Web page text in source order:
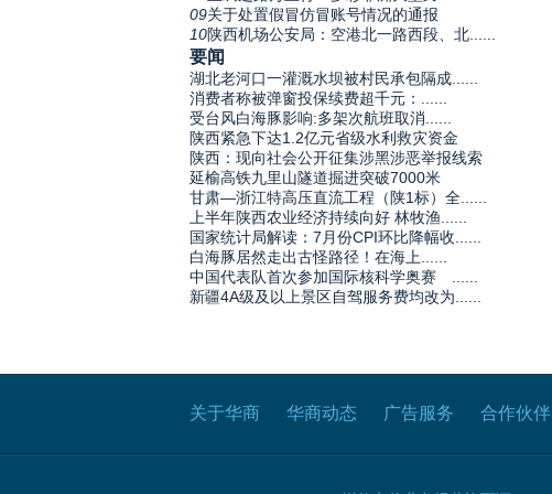
09关于处置假冒仿冒账号情况的通报
10陕西机场公安局：空港北一路西段、北......
要闻
湖北老河口一灌溉水坝被村民承包隔成......
消费者称被弹窗投保续费超千元：......
受台风白海豚影响:多架次航班取消......
陕西紧急下达1.2亿元省级水利救灾资金
陕西：现向社会公开征集涉黑涉恶举报线索
延榆高铁九里山隧道掘进突破7000米
甘肃—浙江特高压直流工程（陕1标）全......
上半年陕西农业经济持续向好 林牧渔......
国家统计局解读：7月份CPI环比降幅收......
白海豚居然走出古怪路径！在海上......
中国代表队首次参加国际核科学奥赛 ......
新疆4A级及以上景区自驾服务费均改为......
关于华商 华商动态 广告服务 合作伙伴